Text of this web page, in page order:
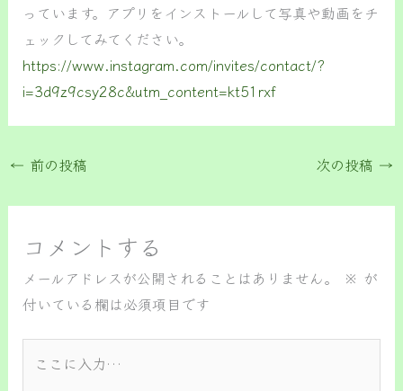
っています。アプリをインストールして写真や動画をチ
ェックしてみてください。
https://www.instagram.com/invites/contact/?
i=3d9z9csy28c&utm_content=kt51rxf
← 前の投稿 次の投稿 →
コメントする
メールアドレスが公開されることはありません。 ※ が
付いている欄は必須項目です